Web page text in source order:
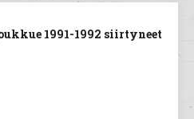
1991-1992 siirtyneet